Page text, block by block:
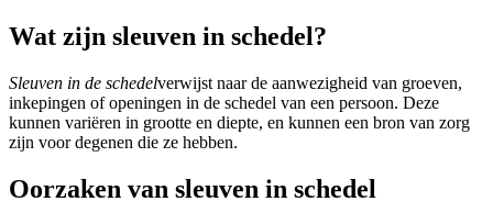
Wat zijn sleuven in schedel?
Sleuven in de schedelverwijst naar de aanwezigheid van groeven,
inkepingen of openingen in de schedel van een persoon. Deze
kunnen variëren in grootte en diepte, en kunnen een bron van zorg
zijn voor degenen die ze hebben.
Oorzaken van sleuven in schedel